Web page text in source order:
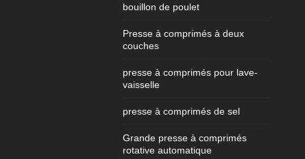
bouillon de poulet
Presse à comprimés à deux
couches
presse à comprimés pour lave-
vaisselle
presse à comprimés de sel
Grande presse à comprimés
rotative automatique